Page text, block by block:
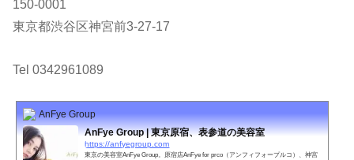
150-0001
東京都渋谷区神宮前3-27-17
Tel 0342961089
AnFye Group
AnFye Group | 東京原宿、表参道の美容室
https://anfyegroup.com
東京の美容室AnFye Group。原宿店AnFye for prco（アンフィフォープルコ）、神宮